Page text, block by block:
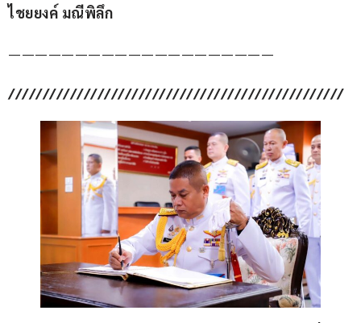
ไชยยงค์ มณีพิลึก
————————————————————
/////////////////////////////////////////////////